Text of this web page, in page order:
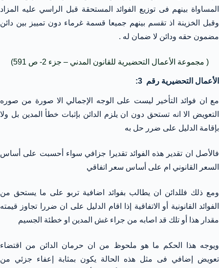
المساواة بينهم فى توزيع الفوائد المستحقة قبل الراسي عليه المزاد
وقبل الخزينة اذ تقسم بينهم جميعا قسمة غرماء دون تمييز بين دائن
مضمون حقه ودائن لا ضمان له .
( مجموعة الأعمال التحضيرية للقانون المدني – جزء 2- ص 591)
الأعمال التحضيرية رقم 3:
مع ان فوائد التأخير ليست على الوجه الإجمالي الا صورة من صوره
التعويض الا انه تستحق دون ان يلزم الدائن بإثبات خطأ المدين بل ولا
بإقامة الدليل على ضرر حل به
فالأصل ان تقدير هذه الفوائد تقديرا جزافي سواء أحسبت على أساس
السعر القانوني ام على أساس سعر اتفاقي
ومع ذلك فللدائن ان يطالب بفوائد اضافية تربو على ما يستحق من
الفوائد القانونية أو الاتفاقية إذا اقام الدليل على ان ضررا تجاوز قيمته
مقدار هذا أو تلك قد اصابه من جراء غش المدين او خطئة الجسيم
ويوجه هذا الحكم ما هو ملحوظ من ان حرمان الدائن من اقتضاء
تعويض إضافي فى مثل هذه الحالة يكون بمثابة إعفاء جزئي من